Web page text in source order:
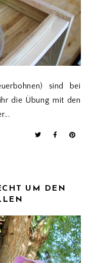
sind bei
die Übung mit den
UM DEN